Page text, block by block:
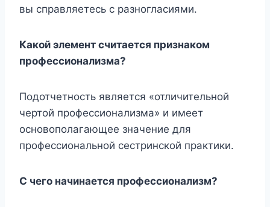
вы справляетесь с разногласиями.
Какой элемент считается признаком
профессионализма?
Подотчетность является «отличительной
чертой профессионализма» и имеет
основополагающее значение для
профессиональной сестринской практики.
С чего начинается профессионализм?